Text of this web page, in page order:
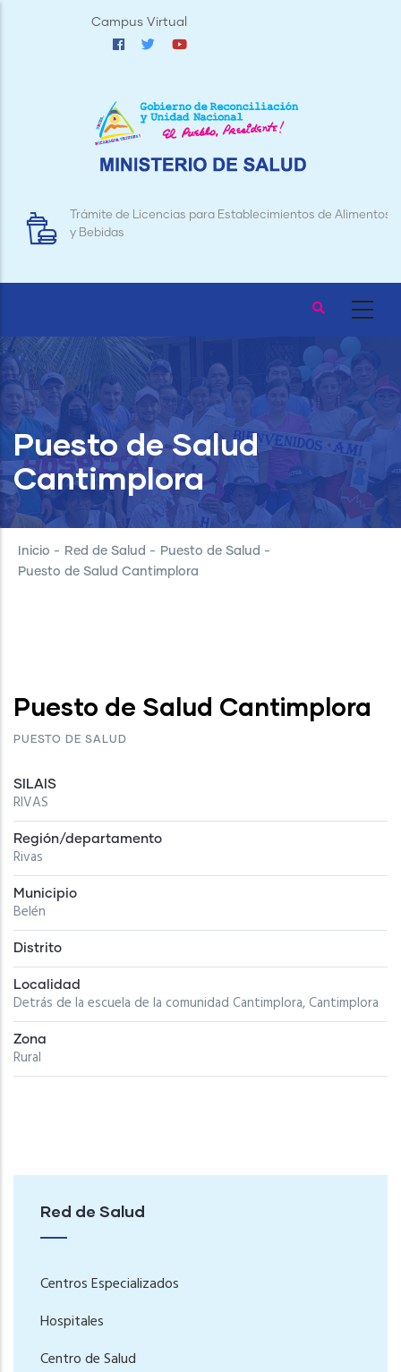
Campus Virtual
Trámite de Licencias para Establecimientos de Alimentos
y Bebidas
Puesto de Salud
Cantimplora
Inicio - Red de Salud - Puesto de Salud -
Puesto de Salud Cantimplora
Puesto de Salud Cantimplora
PUESTO DE SALUD
SILAIS
RIVAS
Región/departamento
Rivas
Municipio
Belén
Distrito
Localidad
Detrás de la escuela de la comunidad Cantimplora, Cantimplora
Zona
Rural
Red de Salud
Centros Especializados
Hospitales
Centro de Salud